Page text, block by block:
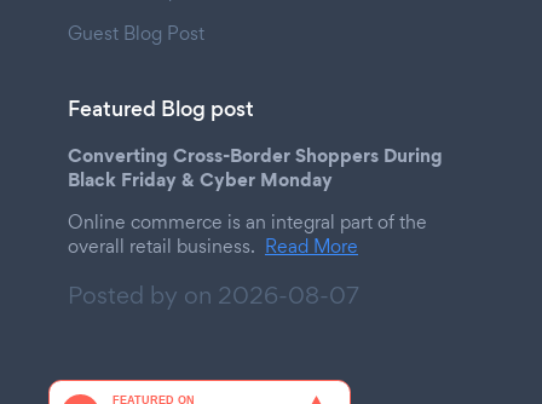
Guest Blog Post
Featured Blog post
Converting Cross-Border Shoppers During
Black Friday & Cyber Monday
Online commerce is an integral part of the
overall retail business. Read More
Posted by on 2026-08-07